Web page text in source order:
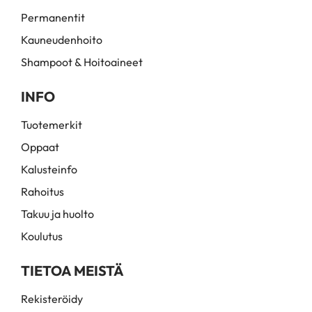
# 81648126 12/81
# 81648127 12/89
# 81648128 12/96
# 81648009 2/0
# 81648010 2/8
# 81648130 33/55
# 81648131 33/66
# 81648012 4/0
# 81648013 4/07
Permanentit
Kauneudenhoito
Shampoot & Hoitoaineet
INFO
Tuotemerkit
Oppaat
Kalusteinfo
Rahoitus
Takuu ja huolto
Koulutus
TIETOA MEISTÄ
Rekisteröidy